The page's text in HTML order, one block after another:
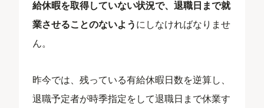
給休暇を取得していない状況で、退職日まで就
業させることのないようにしなければなりませ
ん。
昨今では、残っている有給休暇日数を逆算し、
退職予定者が時季指定をして退職日まで休業す